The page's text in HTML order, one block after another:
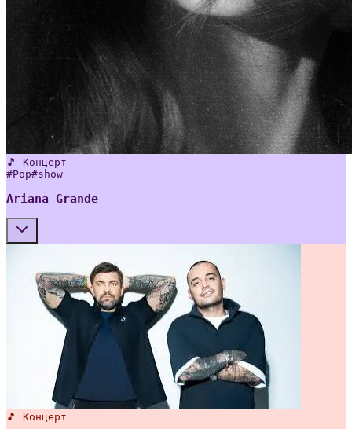
🎵 Концерт
#Pop#show
Ariana Grande
🎵 Концерт